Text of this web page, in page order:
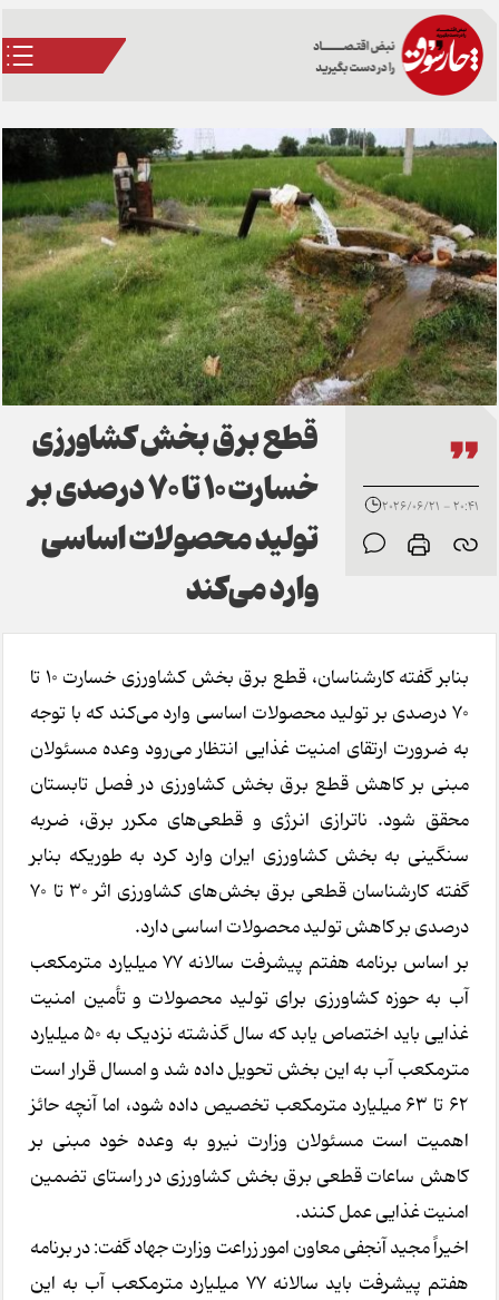
20:41 - 2026/06/21
قطع برق بخش کشاورزی
خسارت ۱۰ تا ۷۰ درصدی بر
تولید محصولات اساسی
وارد می‌کند
بنابر گفته کارشناسان، قطع برق بخش کشاورزی خسارت ۱۰ تا
۷۰ درصدی بر تولید محصولات اساسی وارد می‌کند که با توجه
به ضرورت ارتقای امنیت غذایی انتظار می‌رود وعده مسئولان
مبنی بر کاهش قطع برق بخش کشاورزی در فصل تابستان
محقق شود. ناترازی انرژی و قطعی‌های مکرر برق، ضربه
سنگینی به بخش کشاورزی ایران وارد کرد به طوریکه بنابر
گفته کارشناسان قطعی برق بخش‌های کشاورزی اثر ۳۰ تا ۷۰
درصدی بر کاهش تولید محصولات اساسی دارد.
بر اساس برنامه هفتم پیشرفت سالانه ۷۷ میلیارد مترمکعب
آب به حوزه کشاورزی برای تولید محصولات و تأمین امنیت
غذایی باید اختصاص یابد که سال گذشته نزدیک به ۵۰ میلیارد
مترمکعب آب به این بخش تحویل داده شد و امسال قرار است
۶۲ تا ۶۳ میلیارد مترمکعب تخصیص داده شود، اما آنچه حائز
اهمیت است مسئولان وزارت نیرو به وعده خود مبنی بر
کاهش ساعات قطعی برق بخش کشاورزی در راستای تضمین
امنیت غذایی عمل کنند.
اخیراً مجید آنجفی معاون امور زراعت وزارت جهاد گفت: در برنامه
هفتم پیشرفت باید سالانه ۷۷ میلیارد مترمکعب آب به این